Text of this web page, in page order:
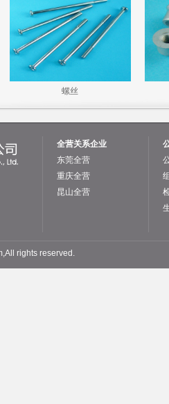
螺丝
全营关系企业
东莞全营
重庆全营
昆山全营
rights reserved.